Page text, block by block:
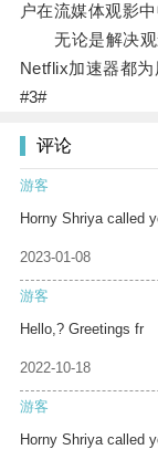
户在流媒体观影中
无论是解决观
Netflix加速器都为
#3#
评论
游客
Horny Shriya called
2023-01-08
游客
Hello,? Greetings fr
2022-10-18
游客
Horny Shriya called